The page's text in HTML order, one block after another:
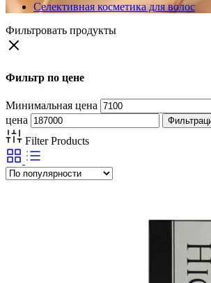
Селективная косметика для волос
Фильтровать продукты
Фильтр по цене
Минимальная цена
цена
Filter Products